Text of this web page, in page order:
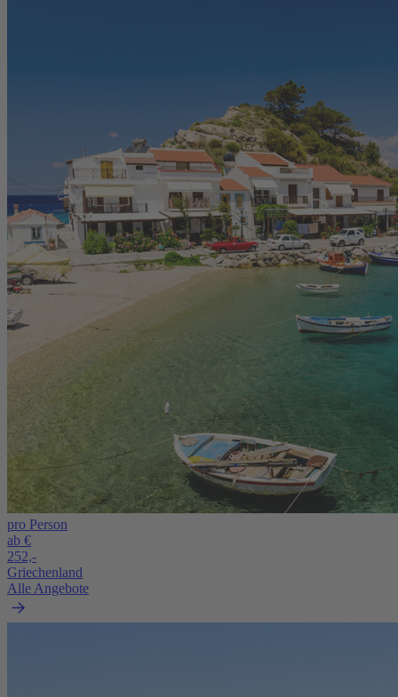
pro Person
ab €
252,-
Griechenland
Alle Angebote